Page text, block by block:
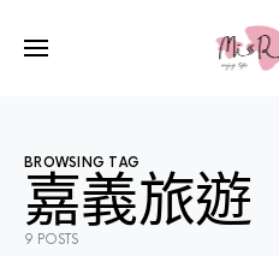
BROWSING TAG
嘉義旅遊
9 POSTS